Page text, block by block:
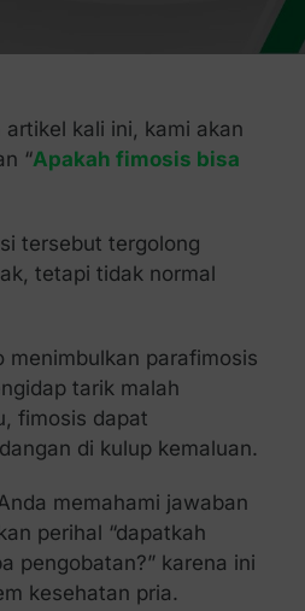
kali ini, kami akan
“Apakah fimosis bisa
tersebut tergolong
tetapi tidak normal
menimbulkan parafimosis
tarik malah
fimosis dapat
di kulup kemaluan.
memahami jawaban
perihal “dapatkah
pengobatan?” karena ini
kesehatan pria.